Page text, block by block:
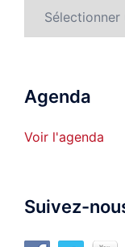
Agenda
Voir l'agenda
Suivez-